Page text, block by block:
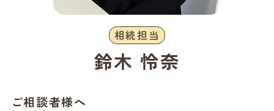
相続担当
鈴木 怜奈
ご相談者様へ